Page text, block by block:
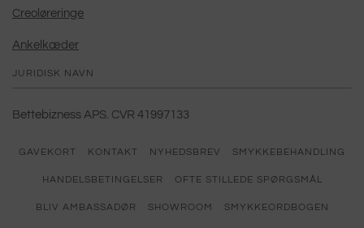
Creoløreringe
Ankelkæder
JURIDISK NAVN
Bettebizness APS. CVR 41997133
GAVEKORT KONTAKT NYHEDSBREV SMYKKEBEHANDLING
HANDELSBETINGELSER OFTE STILLEDE SPØRGSMÅL
BLIV AMBASSADØR SHOWROOM SMYKKEORDBOGEN